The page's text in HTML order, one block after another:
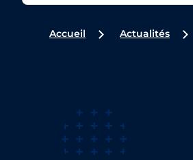
Accueil Actualités